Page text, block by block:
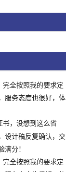
完全按照我的要求定
服务态度也很好，体
书，没想到这么省
设计稿反复确认，交
满分！
完全按照我的要求定